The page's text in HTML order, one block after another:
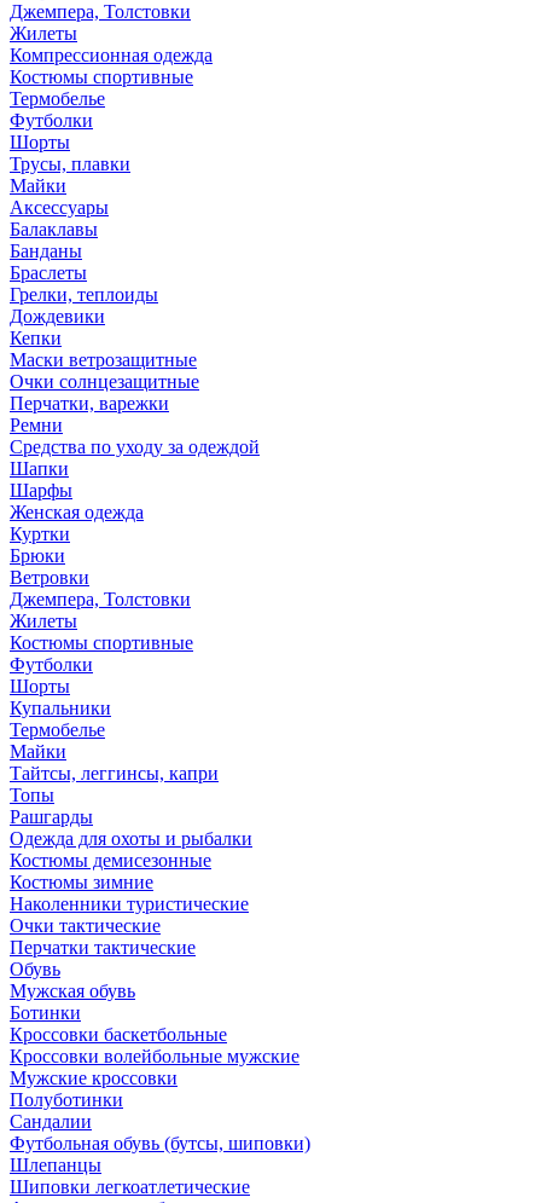
Джемпера, Толстовки
Жилеты
Компрессионная одежда
Костюмы спортивные
Термобелье
Футболки
Шорты
Трусы, плавки
Майки
Аксессуары
Балаклавы
Банданы
Браслеты
Грелки, теплоиды
Дождевики
Кепки
Маски ветрозащитные
Очки солнцезащитные
Перчатки, варежки
Ремни
Средства по уходу за одеждой
Шапки
Шарфы
Женская одежда
Куртки
Брюки
Ветровки
Джемпера, Толстовки
Жилеты
Костюмы спортивные
Футболки
Шорты
Купальники
Термобелье
Майки
Тайтсы, леггинсы, капри
Топы
Рашгарды
Одежда для охоты и рыбалки
Костюмы демисезонные
Костюмы зимние
Наколенники туристические
Очки тактические
Перчатки тактические
Обувь
Мужская обувь
Ботинки
Кроссовки баскетбольные
Кроссовки волейбольные мужские
Мужские кроссовки
Полуботинки
Сандалии
Футбольная обувь (бутсы, шиповки)
Шлепанцы
Шиповки легкоатлетические